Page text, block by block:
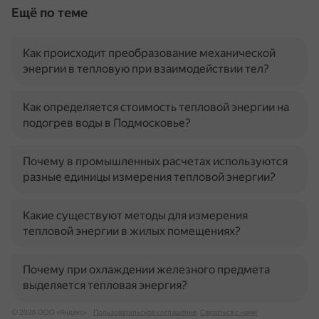
Ещё по теме
Как происходит преобразование механической
энергии в тепловую при взаимодействии тел?
Как определяется стоимость тепловой энергии на
подогрев воды в Подмосковье?
Почему в промышленных расчетах используются
разные единицы измерения тепловой энергии?
Какие существуют методы для измерения
тепловой энергии в жилых помещениях?
Почему при охлаждении железного предмета
выделяется тепловая энергия?
© 2026 ООО «Яндекс» Пользовательское соглашение Связаться с нами